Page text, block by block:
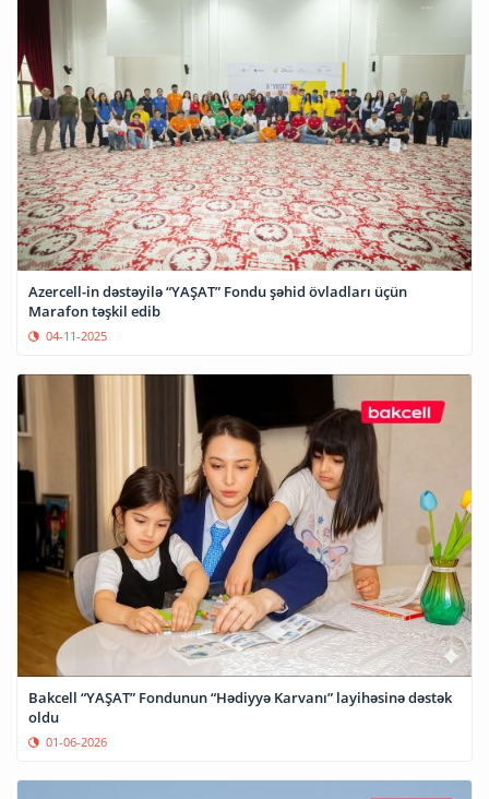
Azercell-in dəstəyilə “YAŞAT” Fondu şəhid övladları üçün
Marafon təşkil edib
04-11-2025
Bakcell “YAŞAT” Fondunun “Hədiyyə Karvanı” layihəsinə dəstək
oldu
01-06-2026